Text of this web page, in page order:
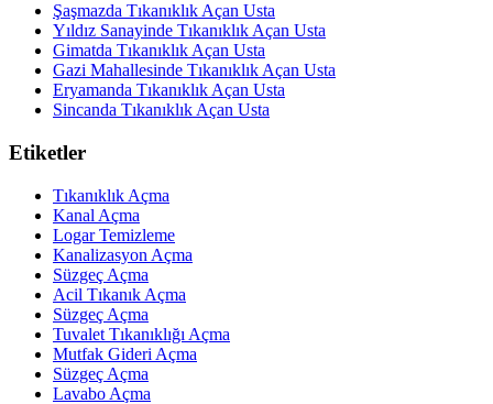
Şaşmazda Tıkanıklık Açan Usta
Yıldız Sanayinde Tıkanıklık Açan Usta
Gimatda Tıkanıklık Açan Usta
Gazi Mahallesinde Tıkanıklık Açan Usta
Eryamanda Tıkanıklık Açan Usta
Sincanda Tıkanıklık Açan Usta
Etiketler
Tıkanıklık Açma
Kanal Açma
Logar Temizleme
Kanalizasyon Açma
Süzgeç Açma
Acil Tıkanık Açma
Süzgeç Açma
Tuvalet Tıkanıklığı Açma
Mutfak Gideri Açma
Süzgeç Açma
Lavabo Açma